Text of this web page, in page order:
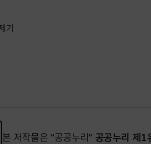
기
본 저작물은 "공공누리" 공공누리 제1